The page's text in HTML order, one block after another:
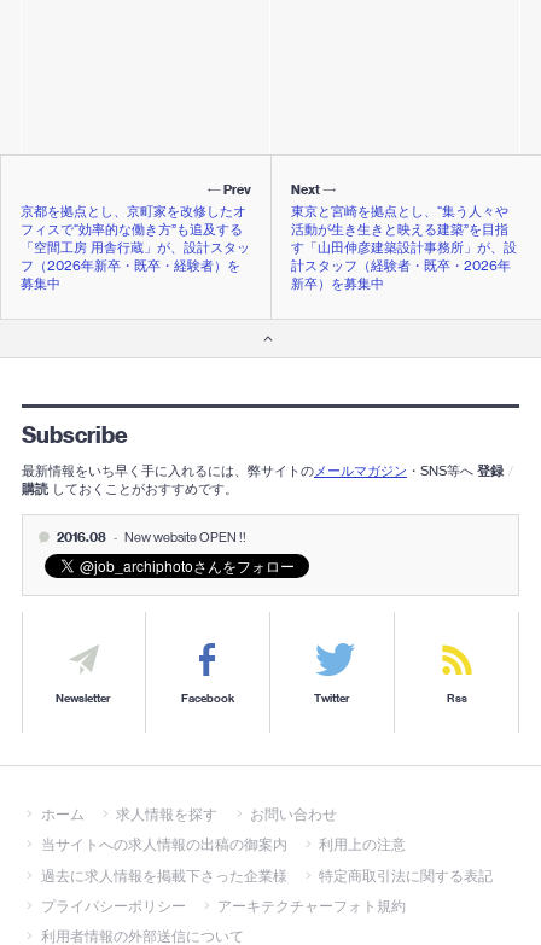
Next
東京と宮崎を拠点とし、“集う人々や
活動が生き生きと映える建築”を目指
す「山田伸彦建築設計事務所」が、設
計スタッフ（経験者・既卒・2026年
新卒）を募集中
Prev
京都を拠点とし、京町家を改修したオ
フィスで“効率的な働き方”も追及する
「空間工房 用舎行蔵」が、設計スタッ
フ（2026年新卒・既卒・経験者）を
募集中
Subscribe
最新情報をいち早く手に入れるには、弊サイトのメールマガジン ・SNS等へ 登録 /
購読 しておくことがおすすめです。
2016.08 - New website OPEN !!
Newsletter Facebook Twitter Rss
ホーム 求人情報を探す
お問い合わせ
当サイトへの求人情報の出稿の御案内
利用上の注意
過去に求人情報を掲載下さった企業様
特定商取引法に関する表記
プライバシーポリシー
アーキテクチャーフォト規約
利用者情報の外部送信について